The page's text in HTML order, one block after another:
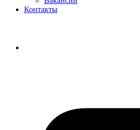
Контакты